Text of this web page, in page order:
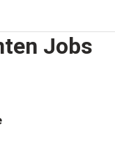
Jobs